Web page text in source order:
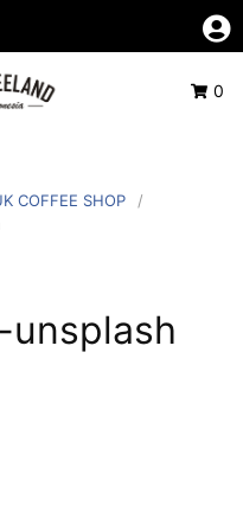
0
COFFEE SHOP